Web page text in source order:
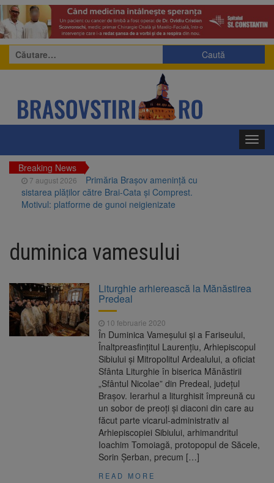
Caută
după:
Breaking News
7 august 2026
Primăria Brașov amenință cu
sistarea plăților către Brai-Cata și Comprest.
Motivul: platforme de gunoi neigienizate
Piața Star din Brașov au fost demolate
Tâmpa intră în renovare. Contract de peste 1
milion de lei și termen de trei luni
7 august 2026
Unul dintre cele mai mari
parcuri ale Brașovului va fi amenajat în
Bartolomeu-Avantgarden. Contractul a fost
Aplicarea tarifelor pentru
rovinietă și TollRo va începe la 1 octombrie
Dosar de evaziune fiscală de
peste 330.000 de lei, clasat la Brașov după
duminica vamesului
Liturghie arhierească la Mănăstirea
Predeal
10 februarie 2020
În Duminica Vameşului şi a Fariseului,
Înaltpreasfinţitul Laurenţiu, Arhiepiscopul
Sibiului şi Mitropolitul Ardealului, a oficiat
Sfânta Liturghie în biserica Mănăstirii
„Sfântul Nicolae” din Predeal, judeţul
Braşov. Ierarhul a liturghisit împreună cu
un sobor de preoţi şi diaconi din care au
făcut parte vicarul-administrativ al
Arhiepiscopiei Sibiului, arhimandritul
Ioachim Tomoiagă, protopopul de Săcele,
Sorin Şerban, precum […]
READ MORE